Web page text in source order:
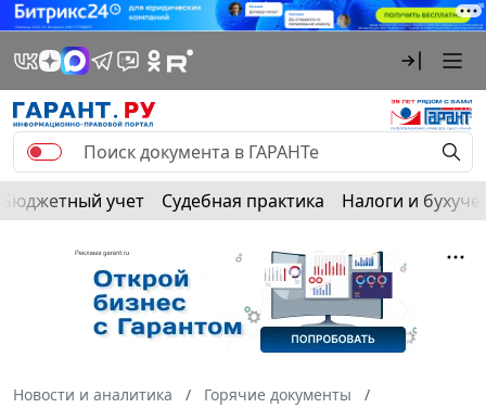
Бюджетный учет Судебная практика Налоги и
Новости и аналитика
Горячие документы